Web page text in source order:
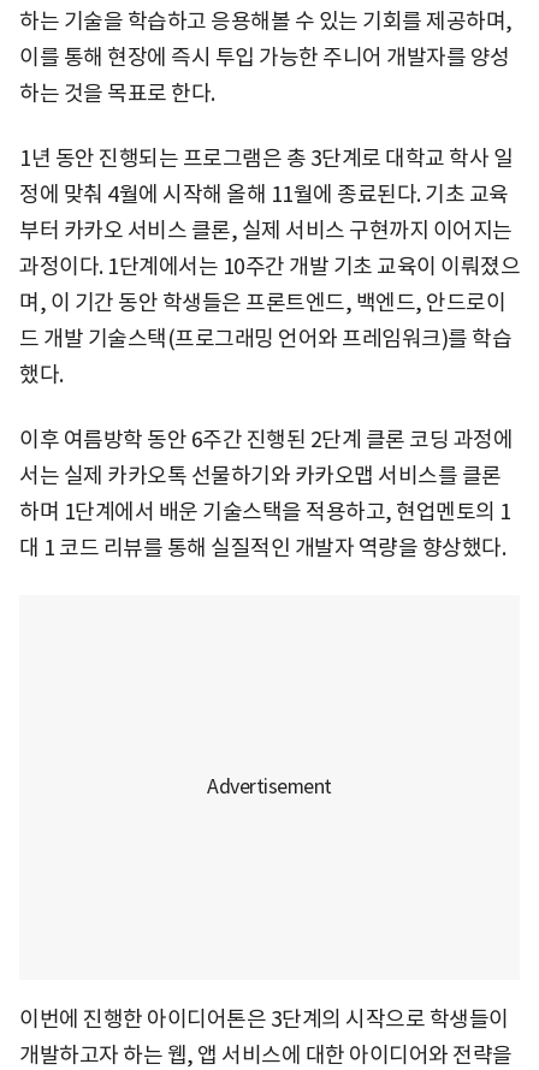
하는 기술을 학습하고 응용해볼 수 있는 기회를 제공하며,
이를 통해 현장에 즉시 투입 가능한 주니어 개발자를 양성
하는 것을 목표로 한다.
1년 동안 진행되는 프로그램은 총 3단계로 대학교 학사 일
정에 맞춰 4월에 시작해 올해 11월에 종료된다. 기초 교육
부터 카카오 서비스 클론, 실제 서비스 구현까지 이어지는
과정이다. 1단계에서는 10주간 개발 기초 교육이 이뤄졌으
며, 이 기간 동안 학생들은 프론트엔드, 백엔드, 안드로이
드 개발 기술스택(프로그래밍 언어와 프레임워크)를 학습
했다.
이후 여름방학 동안 6주간 진행된 2단계 클론 코딩 과정에
서는 실제 카카오톡 선물하기와 카카오맵 서비스를 클론
하며 1단계에서 배운 기술스택을 적용하고, 현업멘토의 1
대 1 코드 리뷰를 통해 실질적인 개발자 역량을 향상했다.
이번에 진행한 아이디어톤은 3단계의 시작으로 학생들이
개발하고자 하는 웹, 앱 서비스에 대한 아이디어와 전략을